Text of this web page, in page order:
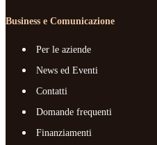
Business e Comunicazione
Per le aziende
News ed Eventi
Contatti
Domande frequenti
Finanziamenti